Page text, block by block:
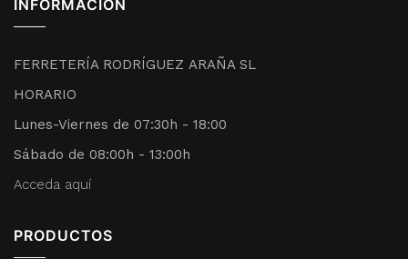
INFORMACIÓN
FERRETERÍA RODRÍGUEZ ARAÑA SL
HORARIO
Lunes-Viernes de 07:30h - 18:00
Sábado de 08:00h - 13:00h
Acceda aquí
PRODUCTOS